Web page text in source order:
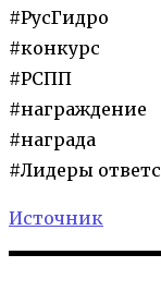
#РусГидро
#конкурс
#РСПП
#награждение
#награда
#Лидеры
Источник